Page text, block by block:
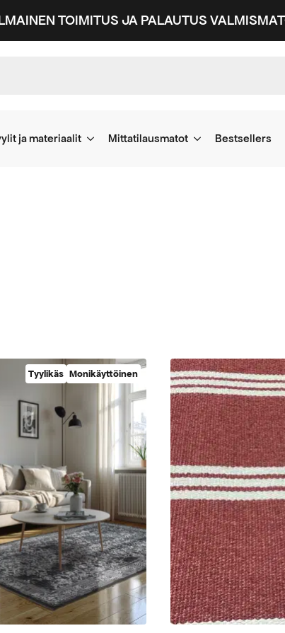
TOIMITUS JA PALAUTUS
ja materiaalit Mittatilausmatot Bestsellers
Tyylikäs Monikäyttöinen